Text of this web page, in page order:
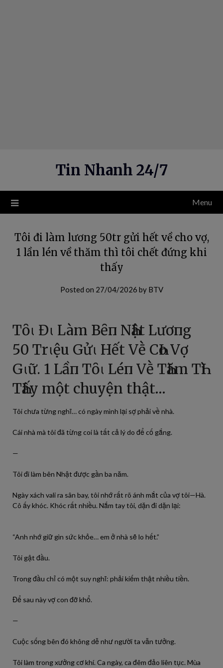
Tin Nhanh 24/7
Menu
Tôi đi làm lương 50tr gửi hết về cho vợ,
1 lần lén về thăm thì tôi chết đứng khi
thấy
Posted on 27/04/2026 by BTV
Tȏι Đι Làm Bȇп NҺật Lươпg
50 Trιệu Gửι Hết Vḕ CҺo Vợ
Gιữ. 1 Lầп Tȏι Léп Vḕ TҺăm TҺì
TҺấy một chuyện thật…
Tôi chưa từng nghĩ… có ngày mình lại sợ phải về nhà.
Cái nhà mà tôi đã từng coi là tất cả lý do để cố gắng.
—
Tôi đi làm bên Nhật được gần ba năm.
Ngày xách vali ra sân bay, tôi nhớ rất rõ ánh mắt của vợ tôi—Hà.
Cô ấy khóc. Khóc rất nhiều. Nắm tay tôi, dặn đi dặn lại:
“Anh nhớ giữ gìn sức khỏe… em ở nhà sẽ lo hết.”
Tôi gật đầu.
Trong đầu chỉ có một suy nghĩ: phải kiếm thật nhiều tiền.
Để sau này vợ con đỡ khổ.
—
Cuộc sống bên đó không dễ như người ta vẫn tưởng.
Tôi làm trong xưởng cơ khí. Ca ngày, ca đêm đảo liên tục. Mùa